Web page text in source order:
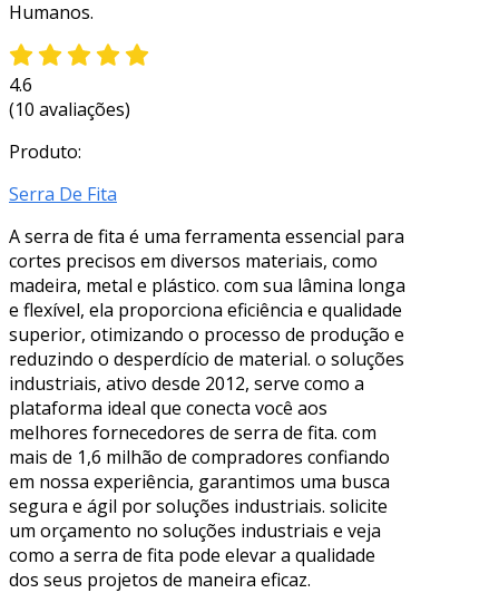
Humanos.
4.6
(10 avaliações)
Produto:
Serra De Fita
A serra de fita é uma ferramenta essencial para
cortes precisos em diversos materiais, como
madeira, metal e plástico. com sua lâmina longa
e flexível, ela proporciona eficiência e qualidade
superior, otimizando o processo de produção e
reduzindo o desperdício de material. o soluções
industriais, ativo desde 2012, serve como a
plataforma ideal que conecta você aos
melhores fornecedores de serra de fita. com
mais de 1,6 milhão de compradores confiando
em nossa experiência, garantimos uma busca
segura e ágil por soluções industriais. solicite
um orçamento no soluções industriais e veja
como a serra de fita pode elevar a qualidade
dos seus projetos de maneira eficaz.